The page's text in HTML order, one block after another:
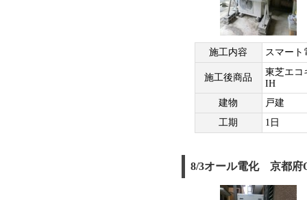
施工内容 スマート
施工後商品
東芝エコ
IH
建物
戸建
工期
1日
8/3オール電化 京都府